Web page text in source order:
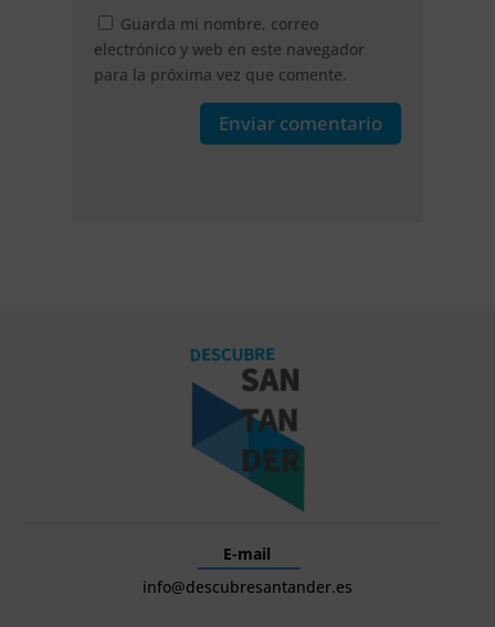
Guarda mi nombre, correo
electrónico y web en este navegador
para la próxima vez que comente.
Enviar comentario
E-mail
info@descubresantander.es